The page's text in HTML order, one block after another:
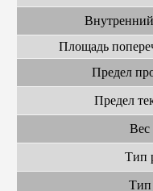
Площадь
Предел
Предел
Вес
Тип
Тип